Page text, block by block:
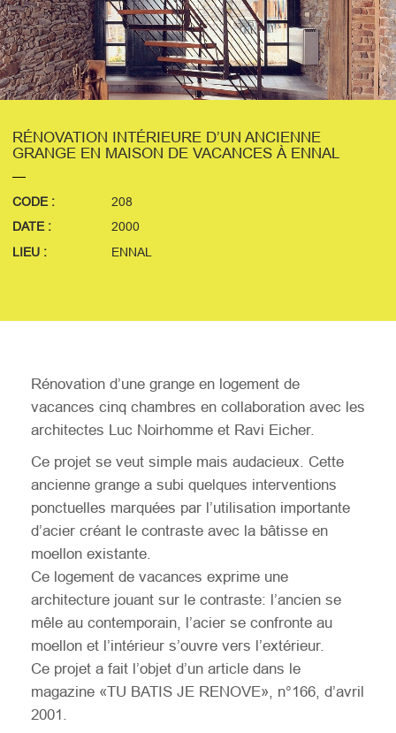
RÉNOVATION INTÉRIEURE D’UN ANCIENNE
GRANGE EN MAISON DE VACANCES À ENNAL
CODE :
208
DATE :
2000
LIEU :
ENNAL
Rénovation d’une grange en logement de
vacances cinq chambres en collaboration avec les
architectes Luc Noirhomme et Ravi Eicher.
Ce projet se veut simple mais audacieux. Cette
ancienne grange a subi quelques interventions
ponctuelles marquées par l’utilisation importante
d’acier créant le contraste avec la bâtisse en
moellon existante.
Ce logement de vacances exprime une
architecture jouant sur le contraste: l’ancien se
mêle au contemporain, l’acier se confronte au
moellon et l’intérieur s’ouvre vers l’extérieur.
Ce projet a fait l’objet d’un article dans le
magazine «TU BATIS JE RENOVE», n°166, d’avril
2001.